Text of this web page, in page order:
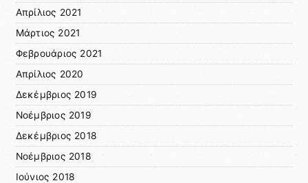
Απρίλιος 2021
Μάρτιος 2021
Φεβρουάριος 2021
Απρίλιος 2020
Δεκέμβριος 2019
Νοέμβριος 2019
Δεκέμβριος 2018
Νοέμβριος 2018
Ιούνιος 2018